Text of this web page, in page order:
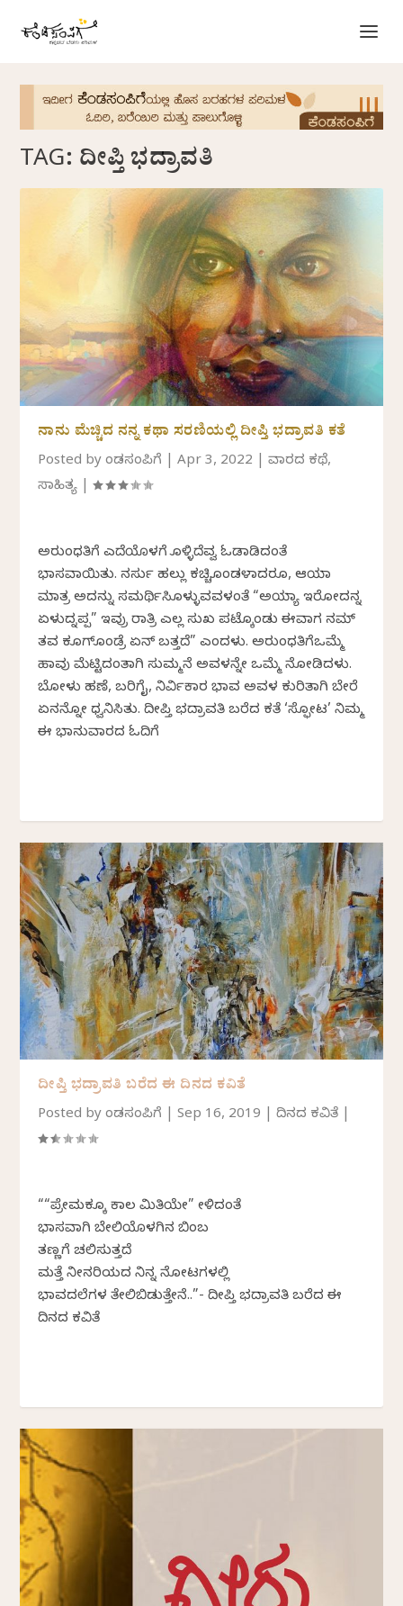
TAG: ದೀಪ್ತಿ ಭದ್ರಾವತಿ
ನಾನು ಮೆಚ್ಚಿದ ನನ್ನ ಕಥಾ ಸರಣಿಯಲ್ಲಿ ದೀಪ್ತಿ ಭದ್ರಾವತಿ ಕತೆ
Posted byಕೆಂಡಸಂಪಿಗೆ |Apr 3, 2022 |ವಾರದ ಕಥೆ,
ಸಾಹಿತ್ಯ |
ಅರುಂಧತಿಗೆ ಎದೆಯೊಳಗೆ ಕೊಳ್ಳಿದೆವ್ವ ಓಡಾಡಿದಂತೆ
ಭಾಸವಾಯಿತು. ನರ್ಸು ಹಲ್ಲು ಕಚ್ಚಿಕೊಂಡಳಾದರೂ, ಆಯಾ
ಮಾತ್ರ ಅದನ್ನು ಸಮರ್ಥಿಸಿಕೊಳ್ಳುವವಳಂತೆ “ಅಯ್ಯಾ ಇರೋದನ್ನ
ಏಳುದ್ನಪ್ಪ” ಇವ್ರು ರಾತ್ರಿ ಎಲ್ಲ ಸುಖ ಪಟ್ಕೊಂಡು ಈವಾಗ ನಮ್
ತವ ಕೂಗ್‍ಕೊಂಡ್ರೆ ಏನ್ ಬತ್ತದೆ” ಎಂದಳು. ಅರುಂಧತಿಗೆಒಮ್ಮೆ
ಹಾವು ಮೆಟ್ಟಿದಂತಾಗಿ ಸುಮ್ಮನೆ ಅವಳನ್ನೇ ಒಮ್ಮೆ ನೋಡಿದಳು.
ಬೋಳು ಹಣೆ, ಬರಿಗೈ, ನಿರ್ವಿಕಾರ ಭಾವ ಅವಳ ಕುರಿತಾಗಿ ಬೇರೆ
ಏನನ್ನೋ ಧ್ವನಿಸಿತು. ದೀಪ್ತಿ ಭದ್ರಾವತಿ ಬರೆದ ಕತೆ ‘ಸ್ಫೋಟ’ ನಿಮ್ಮ
ಈ ಭಾನುವಾರದ ಓದಿಗೆ
ದೀಪ್ತಿ ಭದ್ರಾವತಿ ಬರೆದ ಈ ದಿನದ ಕವಿತೆ
Posted byಕೆಂಡಸಂಪಿಗೆ |Sep 16, 2019 |ದಿನದ ಕವಿತೆ
““ಪ್ರೇಮಕ್ಕೂ ಕಾಲ ಮಿತಿಯೇ” ಕೇಳಿದಂತೆ
ಭಾಸವಾಗಿ ಬೇಲಿಯೊಳಗಿನ ಬಿಂಬ
ತಣ್ಣಗೆ ಚಲಿಸುತ್ತದೆ
ಮತ್ತೆ ನೀನರಿಯದ ನಿನ್ನ ನೋಟಗಳಲ್ಲಿ
ಭಾವದಲೆಗಳ ತೇಲಿಬಿಡುತ್ತೇನೆ..”- ದೀಪ್ತಿ ಭದ್ರಾವತಿ ಬರೆದ ಈ
ದಿನದ ಕವಿತೆ